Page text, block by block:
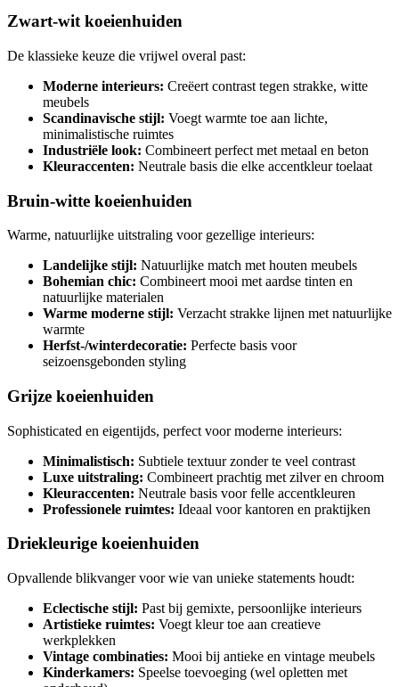
Zwart-wit koeienhuiden
De klassieke keuze die vrijwel overal past:
Moderne interieurs: Creëert contrast tegen strakke, witte
meubels
Scandinavische stijl: Voegt warmte toe aan lichte,
minimalistische ruimtes
Industriële look: Combineert perfect met metaal en beton
Kleuraccenten: Neutrale basis die elke accentkleur toelaat
Bruin-witte koeienhuiden
Warme, natuurlijke uitstraling voor gezellige interieurs:
Landelijke stijl: Natuurlijke match met houten meubels
Bohemian chic: Combineert mooi met aardse tinten en
natuurlijke materialen
Warme moderne stijl: Verzacht strakke lijnen met natuurlijke
warmte
Herfst-/winterdecoratie: Perfecte basis voor
seizoensgebonden styling
Grijze koeienhuiden
Sophisticated en eigentijds, perfect voor moderne interieurs:
Minimalistisch: Subtiele textuur zonder te veel contrast
Luxe uitstraling: Combineert prachtig met zilver en chroom
Kleuraccenten: Neutrale basis voor felle accentkleuren
Professionele ruimtes: Ideaal voor kantoren en praktijken
Driekleurige koeienhuiden
Opvallende blikvanger voor wie van unieke statements houdt:
Eclectische stijl: Past bij gemixte, persoonlijke interieurs
Artistieke ruimtes: Voegt kleur toe aan creatieve
werkplekken
Vintage combinaties: Mooi bij antieke en vintage meubels
Kinderkamers: Speelse toevoeging (wel opletten met